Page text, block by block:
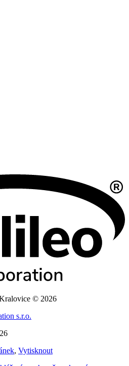
© 2026
s.r.o.
, Vytisknout